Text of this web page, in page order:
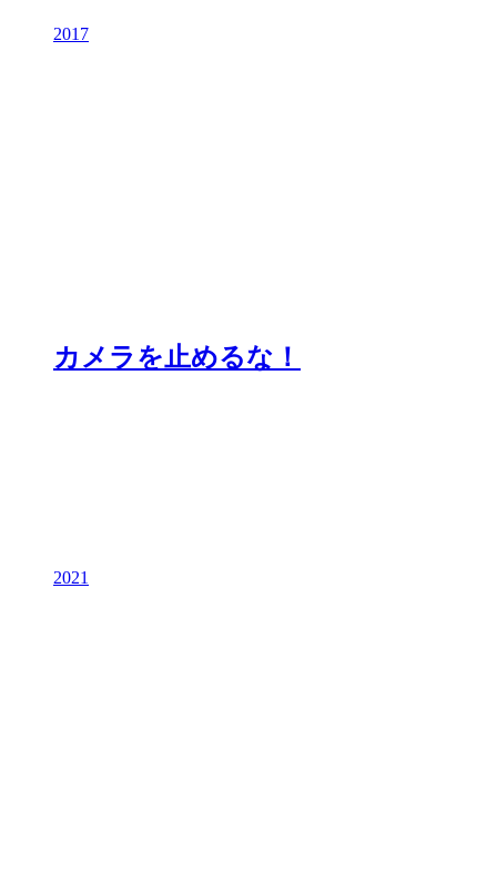
2017
カメラを止めるな！
2021